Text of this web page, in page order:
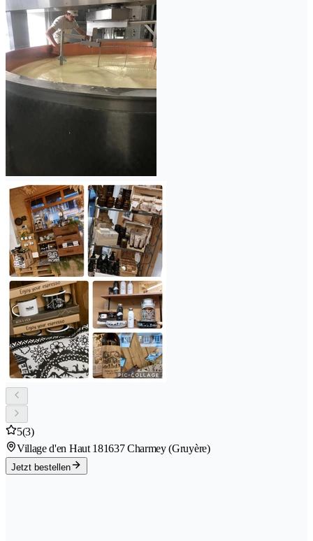
5(3)
Village d'en Haut 181637 Charmey (Gruyère)
Jetzt bestellen